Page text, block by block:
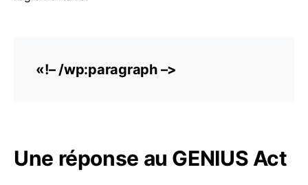
«!– /wp:paragraph –>
Une réponse au GENIUS Act